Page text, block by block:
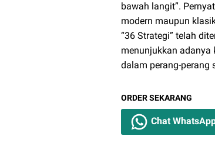
bawah langit”.
modern maupun
“36 Strategi” telah
menunjukkan adanya
dalam perang-perang
ORDER SEKARANG
Chat